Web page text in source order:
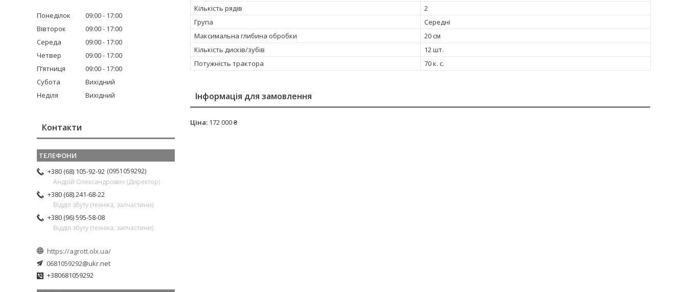
Кількість рядів
2
Група
Середні
Максимальна глибина обробки
20 см
Кількість дисків/зубів
12 шт.
Потужність трактора
70 к. с.
Інформація для замовлення
Ціна: 172 000 ₴
Понеділок 09:00
17:00
Вівторок
09:00
17:00
Середа
09:00
17:00
Четвер
09:00
17:00
Пʼятниця
09:00
17:00
Субота
Вихідний
Неділя
Вихідний
Контакти
+380 (68) 105-92-92 0951059292
Андрій Олександрович (Директор)
+380 (68) 241-68-22
Відділ збуту (техніка, запчастини)
+380 (96) 595-58-08
Відділ збуту (техніка, запчастини)
https://agrott.olx.ua/
0681059292@ukr.net
+380681059292